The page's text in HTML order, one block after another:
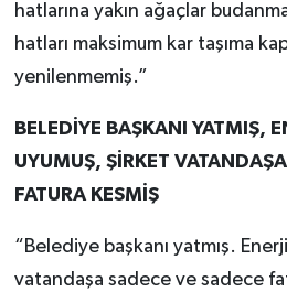
hatlarına yakın ağaçlar
hatları maksimum kar taşıma
yenilenmemiş.”
BELEDİYE BAŞKANI YATMIŞ,
UYUMUŞ, ŞİRKET
FATURA KESMİŞ
“Belediye başkanı yatmış.
vatandaşa sadece ve sadece